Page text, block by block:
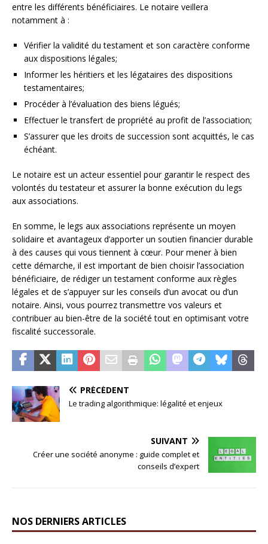
entre les différents bénéficiaires. Le notaire veillera
notamment à :
Vérifier la validité du testament et son caractère conforme
aux dispositions légales;
Informer les héritiers et les légataires des dispositions
testamentaires;
Procéder à l’évaluation des biens légués;
Effectuer le transfert de propriété au profit de l’association;
S’assurer que les droits de succession sont acquittés, le cas
échéant.
Le notaire est un acteur essentiel pour garantir le respect des
volontés du testateur et assurer la bonne exécution du legs
aux associations.
En somme, le legs aux associations représente un moyen
solidaire et avantageux d’apporter un soutien financier durable
à des causes qui vous tiennent à cœur. Pour mener à bien
cette démarche, il est important de bien choisir l’association
bénéficiaire, de rédiger un testament conforme aux règles
légales et de s’appuyer sur les conseils d’un avocat ou d’un
notaire. Ainsi, vous pourrez transmettre vos valeurs et
contribuer au bien-être de la société tout en optimisant votre
fiscalité successorale.
PRÉCÉDENT
Le trading algorithmique: légalité et enjeux
SUIVANT
Créer une société anonyme : guide complet et
conseils d’expert
NOS DERNIERS ARTICLES